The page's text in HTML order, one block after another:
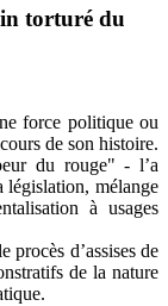
torturé du
force politique ou
de son histoire.
du rouge" - l’a
législation, mélange
à usages
procès d’assises de
de la nature